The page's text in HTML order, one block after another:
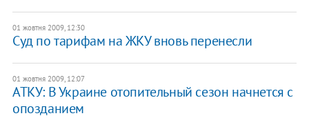
01 жовтня 2009, 12:30
Суд по тарифам на ЖКУ вновь перенесли
01 жовтня 2009, 12:07
АТКУ: В Украине отопительный сезон начнется с
опозданием